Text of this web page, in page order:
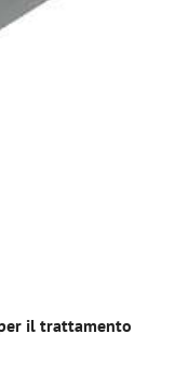
il trattamento